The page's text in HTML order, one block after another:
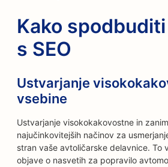
Kako
s SEO
Ustvarjanje
vsebine
Ustvarjanje visokokakovostne in
najučinkovitejših načinov za
stran vaše avtoličarske delavnice. To
objave o nasvetih za popravilo